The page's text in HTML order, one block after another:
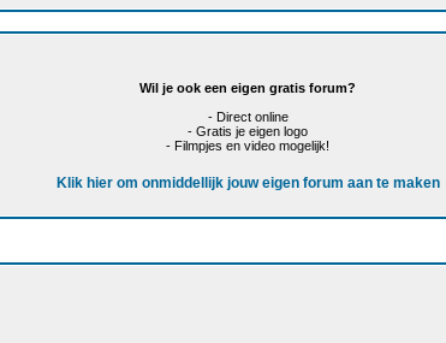
Wil je ook een eigen gratis forum?
- Direct online
- Gratis je eigen logo
- Filmpjes en video mogelijk!
Klik hier om onmiddellijk jouw eigen forum aan te maken